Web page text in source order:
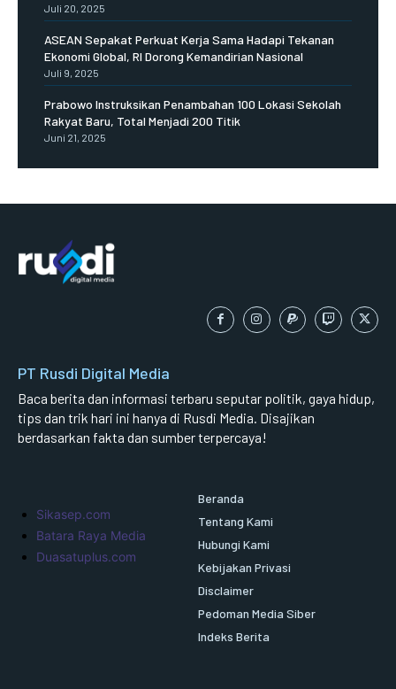
Juli 20, 2025
ASEAN Sepakat Perkuat Kerja Sama Hadapi Tekanan
Ekonomi Global, RI Dorong Kemandirian Nasional
Juli 9, 2025
Prabowo Instruksikan Penambahan 100 Lokasi Sekolah
Rakyat Baru, Total Menjadi 200 Titik
Juni 21, 2025
PT Rusdi Digital Media
Baca berita dan informasi terbaru seputar politik, gaya hidup,
tips dan trik hari ini hanya di Rusdi Media. Disajikan
berdasarkan fakta dan sumber terpercaya!
Sikasep.com
Batara Raya Media
Duasatuplus.com
Beranda
Tentang Kami
Hubungi Kami
Kebijakan Privasi
Disclaimer
Pedoman Media Siber
Indeks Berita